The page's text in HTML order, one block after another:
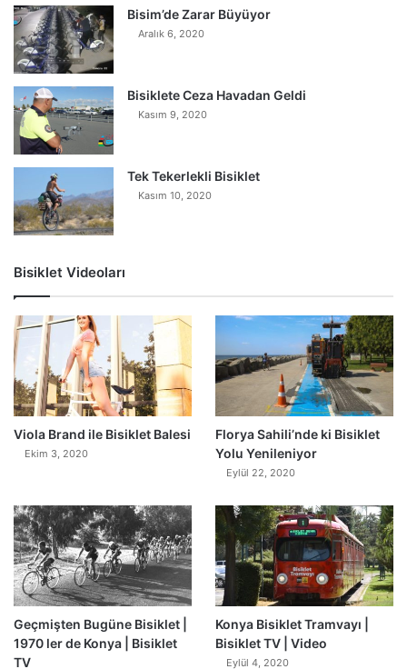
Bisim’de Zarar Büyüyor
Aralık 6, 2020
Bisiklete Ceza Havadan Geldi
Kasım 9, 2020
Tek Tekerlekli Bisiklet
Kasım 10, 2020
Bisiklet Videoları
Viola Brand ile Bisiklet Balesi
Ekim 3, 2020
0
Florya Sahili’nde ki Bisiklet
Yolu Yenileniyor
Eylül 22, 2020
Geçmişten Bugüne Bisiklet |
1970 ler de Konya | Bisiklet
TV
Konya Bisiklet Tramvayı |
Bisiklet TV | Video
Eylül 4, 2020